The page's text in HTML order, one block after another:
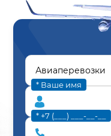
* Ваше имя
* +7 (___) ___-__-__